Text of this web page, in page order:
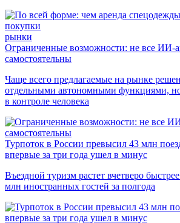
рынки
Ограниченные возможности: не все ИИ-
самостоятельны
Чаще всего предлагаемые на рынке
отдельными автономными функциями,
в контроле человека
Турпоток в России превысил 43 млн
впервые за три года ушел в минус
Въездной туризм растет вчетверо
млн иностранных гостей за полгода